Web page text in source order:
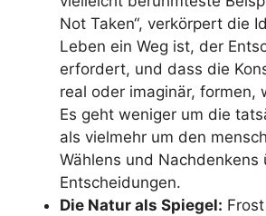
Not Taken“, verkörpert die
Leben ein Weg ist, der
erfordert, und dass die
real oder imaginär, formen,
Es geht weniger um die
als vielmehr um den
Wählens und Nachdenkens
Entscheidungen.
Die Natur als Spiegel: